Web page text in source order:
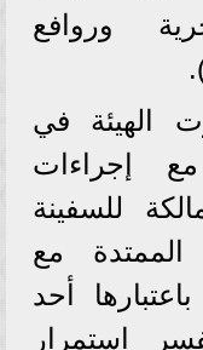
وروافع
الهيئة في
إجراءات
للسفينة
مع
أحد
استمرار